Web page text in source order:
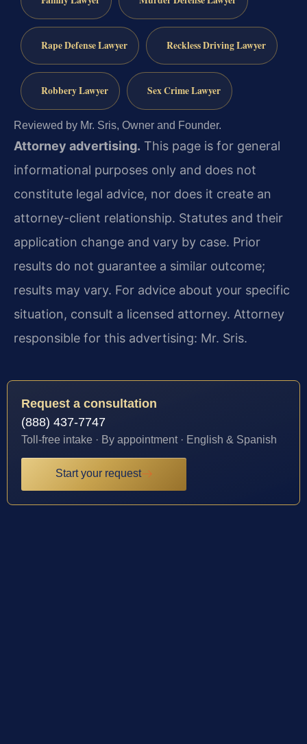
Rape Defense Lawyer Reckless Driving Lawyer
Robbery Lawyer Sex Crime Lawyer
Reviewed by Mr. Sris, Owner and Founder.
Attorney advertising. This page is for general
informational purposes only and does not
constitute legal advice, nor does it create an
attorney-client relationship. Statutes and their
application change and vary by case. Prior
results do not guarantee a similar outcome;
results may vary. For advice about your specific
situation, consult a licensed attorney. Attorney
responsible for this advertising: Mr. Sris.
Request a consultation
(888) 437-7747
Toll-free intake · By appointment · English & Spanish
Start your request